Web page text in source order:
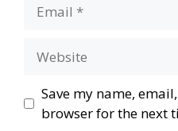
Save my name,
browser for the next